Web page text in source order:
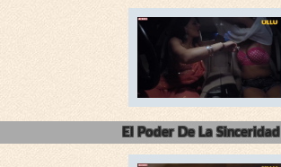
El Poder De La Sinceridad